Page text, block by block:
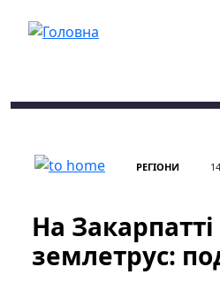
РЕГІОНИ
На Закарпатті
землетрус: